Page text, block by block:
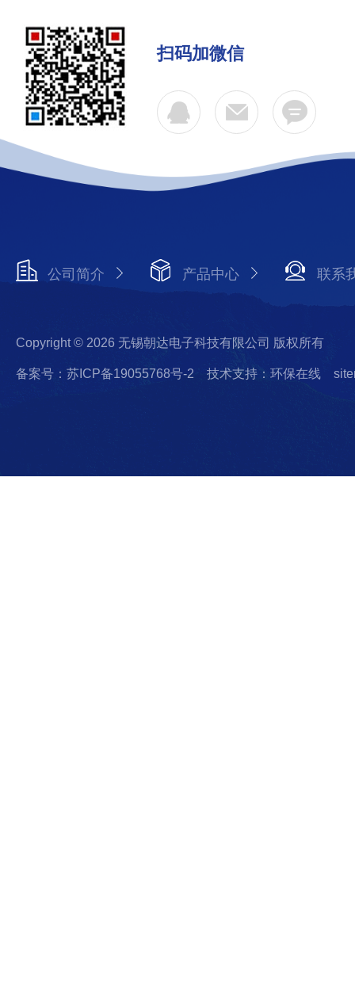
扫码加微信
公司简介 产品中心 联系
Copyright © 2026 无锡朝达电子科技有限公司 版权所有
备案号：苏ICP备19055768号-2 技术支持：环保在线